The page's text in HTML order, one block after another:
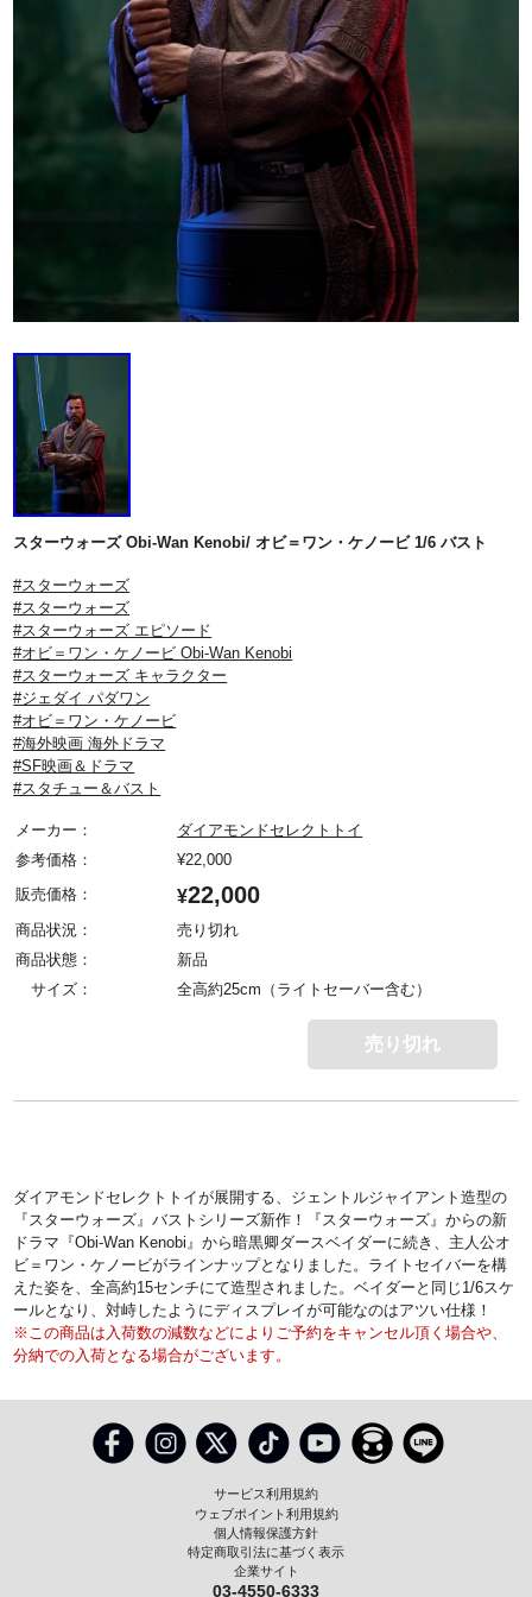
スターウォーズ Obi-Wan Kenobi/ オビ＝ワン・ケノービ 1/6 バスト
#スターウォーズ
#スターウォーズ
#スターウォーズ エピソード
#オビ＝ワン・ケノービ Obi-Wan Kenobi
#スターウォーズ キャラクター
#ジェダイ パダワン
#オビ＝ワン・ケノービ
#海外映画 海外ドラマ
#SF映画＆ドラマ
#スタチュー＆バスト
メーカー：
ダイアモンドセレクトトイ
参考価格：
¥22,000
販売価格：
¥22,000
商品状況：
売り切れ
商品状態：
新品
サイズ：
全高約25cm（ライトセーバー含む）
売り切れ
ダイアモンドセレクトトイが展開する、ジェントルジャイアント造型の
『スターウォーズ』バストシリーズ新作！『スターウォーズ』からの新
ドラマ『Obi-Wan Kenobi』から暗黒卿ダースベイダーに続き、主人公オ
ビ＝ワン・ケノービがラインナップとなりました。ライトセイバーを構
えた姿を、全高約15センチにて造型されました。ベイダーと同じ1/6スケ
ールとなり、対峙したようにディスプレイが可能なのはアツい仕様！
※この商品は入荷数の減数などによりご予約をキャンセル頂く場合や、
分納での入荷となる場合がございます。
サービス利用規約
ウェブポイント利用規約
個人情報保護方針
特定商取引法に基づく表示
企業サイト
03-4550-6333